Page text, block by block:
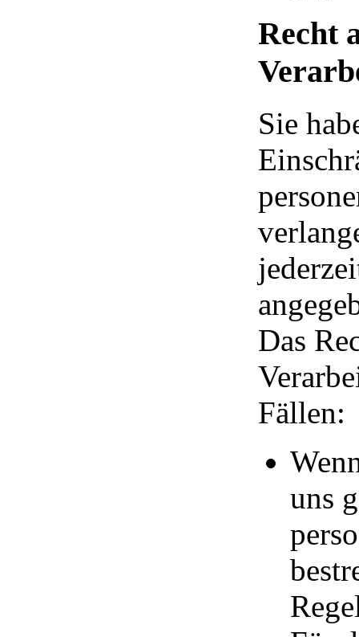
Recht
Sie
Das
Fällen:
uns